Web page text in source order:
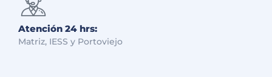
Atención 24 hrs:
Matriz, IESS y Portoviejo